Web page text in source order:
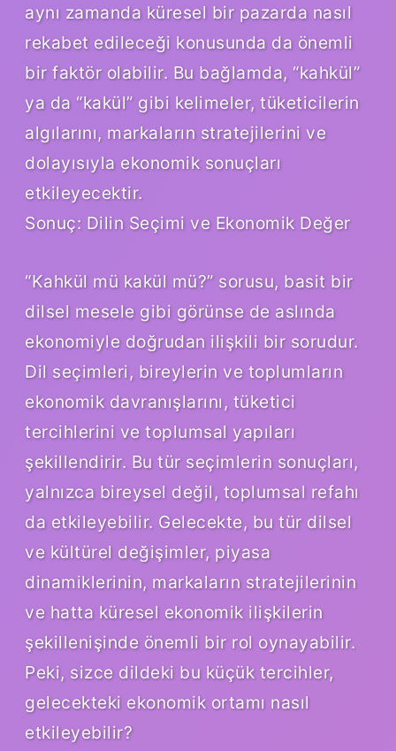
aynı zamanda küresel bir pazarda nasıl
rekabet edileceği konusunda da önemli
bir faktör olabilir. Bu bağlamda, “kahkül”
ya da “kakül” gibi kelimeler, tüketicilerin
algılarını, markaların stratejilerini ve
dolayısıyla ekonomik sonuçları
etkileyecektir.
Sonuç: Dilin Seçimi ve Ekonomik Değer
“Kahkül mü kakül mü?” sorusu, basit bir
dilsel mesele gibi görünse de aslında
ekonomiyle doğrudan ilişkili bir sorudur.
Dil seçimleri, bireylerin ve toplumların
ekonomik davranışlarını, tüketici
tercihlerini ve toplumsal yapıları
şekillendirir. Bu tür seçimlerin sonuçları,
yalnızca bireysel değil, toplumsal refahı
da etkileyebilir. Gelecekte, bu tür dilsel
ve kültürel değişimler, piyasa
dinamiklerinin, markaların stratejilerinin
ve hatta küresel ekonomik ilişkilerin
şekillenişinde önemli bir rol oynayabilir.
Peki, sizce dildeki bu küçük tercihler,
gelecekteki ekonomik ortamı nasıl
etkileyebilir?